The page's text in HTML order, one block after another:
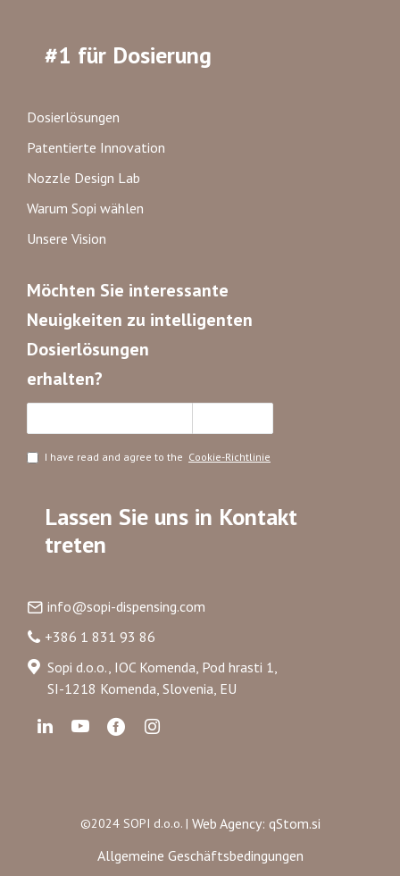
#1 für Dosierung
Dosierlösungen
Patentierte Innovation
Nozzle Design Lab
Warum Sopi wählen
Unsere Vision
Möchten Sie interessante
Neuigkeiten zu intelligenten
Dosierlösungen
erhalten?
I have read and agree to the Cookie-Richtlinie
Lassen Sie uns in Kontakt
treten
info@sopi-dispensing.com
+386 1 831 93 86
Sopi d.o.o., IOC Komenda, Pod hrasti 1,
SI-1218 Komenda, Slovenia, EU
©2024 SOPI d.o.o. | Web Agency: qStom.si
Allgemeine Geschäftsbedingungen